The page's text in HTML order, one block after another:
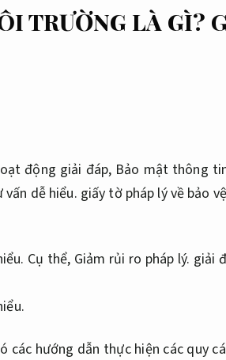
TRƯỜNG LÀ GÌ?
động giải đáp, Bảo mật thông
vấn dễ hiểu. giấy tờ pháp lý về bảo
Cụ thể, Giảm rủi ro pháp lý. giải
các hướng dẫn thực hiện các quy